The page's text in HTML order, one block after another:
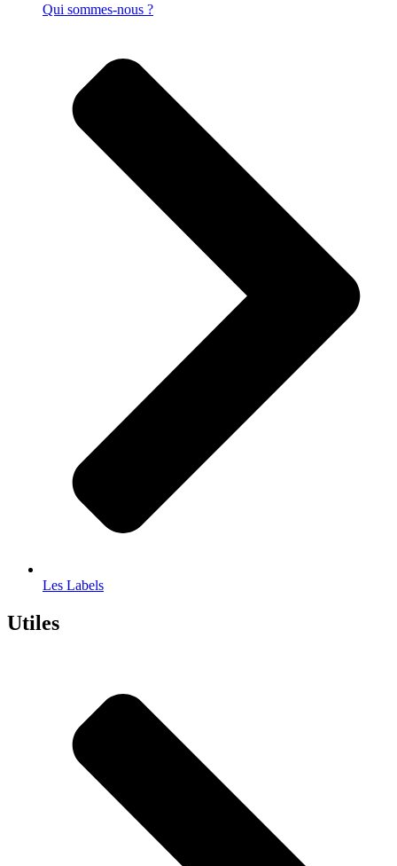
Qui sommes-nous ?
Les Labels
Utiles